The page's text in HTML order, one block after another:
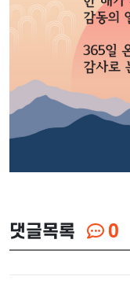
댓글목록 0